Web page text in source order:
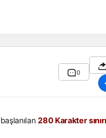
0
280 Karakter sınırı